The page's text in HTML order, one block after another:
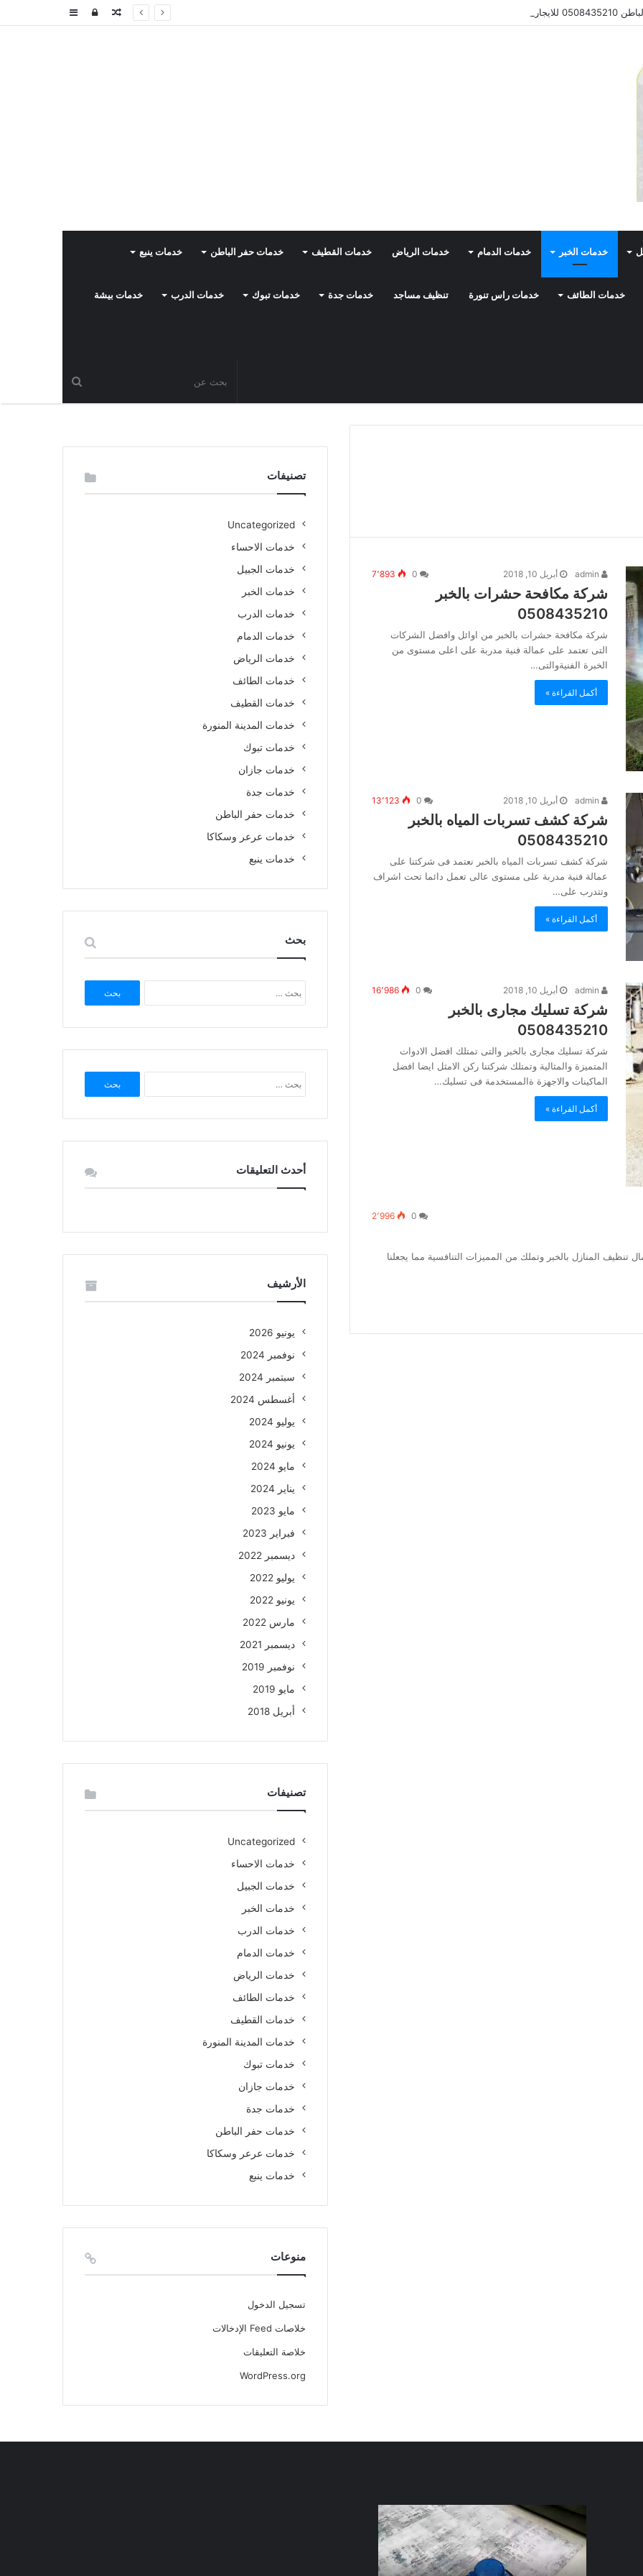
إضافةتسجيلمقال
خدمات الخبر خدمات الدمام خدمات الرياض خدمات القطيف خدمات حفر الباطن خدمات ينبع
خدمات الطائف خدمات راس تنورة تنظيف مساجد خدمات جدة خدمات تبوك خدمات الدرب خدمات بيشة
أبريل 10, 2018 7٬893
شركة مكافحة حشرات بالخبر
0508435210
شركة مكافحة حشرات بالخبر من اوائل وافضل الشركات
التى تعتمد على عمالة فنية مدربة على اعلى مستوى من
الخبرة الفنيةوالتى…
أكمل القراءة »
أبريل 10, 2018 13٬123
شركة كشف تسربات المياه بالخبر
0508435210
شركة كشف تسربات المياه بالخبر نعتمد فى شركتنا على
عمالة فنية مدربة على مستوى عالى تعمل دائما تحت اشراف
وتتدرب على…
أكمل القراءة »
أبريل 10, 2018 16٬986
شركة تسليك مجارى بالخبر
0508435210
شركة تسليك مجارى بالخبر والتى تمتلك افضل الادوات
المتميزة والمثالية وتمتلك شركتنا ركن الامثل ايضا افضل
الماكينات والاجهزة ةالمستخدمة فى تسليك…
أكمل القراءة »
2٬996
الخبر شركة ركن الامثل للتنظيف بالخبر0551275862مال تنظيف المنازل بالخبر وتملك من المميزات التنافسية مما يجعلنا
تصنيفات
Uncategorized
خدمات الاحساء
خدمات الجبيل
خدمات الخبر
خدمات الدرب
خدمات الدمام
خدمات الرياض
خدمات الطائف
خدمات القطيف
خدمات المدينة المنورة
خدمات تبوك
خدمات جازان
خدمات جدة
خدمات حفر الباطن
خدمات عرعر وسكاكا
خدمات ينبع
بحث
عن:
عن:
أحدث التعليقات
الأرشيف
يونيو 2026
نوفمبر 2024
سبتمبر 2024
أغسطس 2024
يوليو 2024
يونيو 2024
مايو 2024
يناير 2024
مايو 2023
فبراير 2023
ديسمبر 2022
يوليو 2022
يونيو 2022
مارس 2022
ديسمبر 2021
نوفمبر 2019
مايو 2019
أبريل 2018
تصنيفات
Uncategorized
خدمات الاحساء
خدمات الجبيل
خدمات الخبر
خدمات الدرب
خدمات الدمام
خدمات الرياض
خدمات الطائف
خدمات القطيف
خدمات المدينة المنورة
خدمات تبوك
خدمات جازان
خدمات جدة
خدمات حفر الباطن
خدمات عرعر وسكاكا
خدمات ينبع
منوعات
تسجيل الدخول
خلاصات Feed الإدخالات
خلاصة التعليقات
WordPress.org